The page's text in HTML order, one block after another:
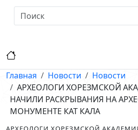
Главная Новости
Новости
АРХЕОЛОГИ ХОРЕЗМСКОЙ
НАЧИЛИ РАСКРЫВАНИЯ НА
МОНУМЕНТЕ КАТ КАЛА